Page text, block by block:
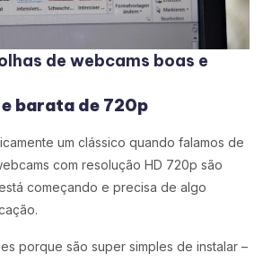
de webcams boas e
barata de 720p
um clássico quando falamos de
com resolução HD 720p são
começando e precisa de algo
porque são super simples de instalar –